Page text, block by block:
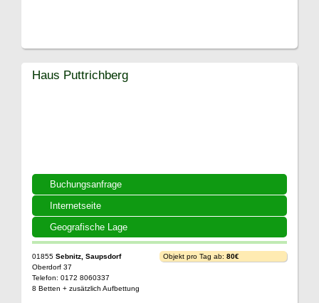
Buchungsanfrage
Internetseite
Geografische Lage
Haus Puttrichberg
01855 Sebnitz, Saupsdorf
Oberdorf 37
Telefon: 0172 8060337
8 Betten + zusätzlich Aufbettung
Objekt pro Tag ab: 80€